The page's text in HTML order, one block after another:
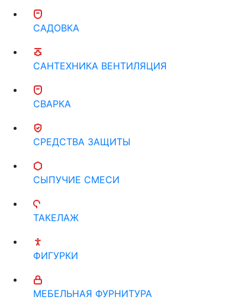
САДОВКА
САНТЕХНИКА ВЕНТИЛЯЦИЯ
СВАРКА
СРЕДСТВА ЗАЩИТЫ
СЫПУЧИЕ СМЕСИ
ТАКЕЛАЖ
ФИГУРКИ
МЕБЕЛЬНАЯ ФУРНИТУРА